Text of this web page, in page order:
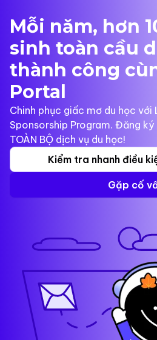
Mỗi năm, hơn
sinh toàn cầu
thành công
Portal
Chinh phục giấc mơ du học với
Sponsorship Program. Đăng
TOÀN BỘ dịch vụ du học!
Kiểm tra nhanh điều
Gặp cố